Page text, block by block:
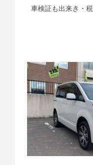
車検証も出来き・